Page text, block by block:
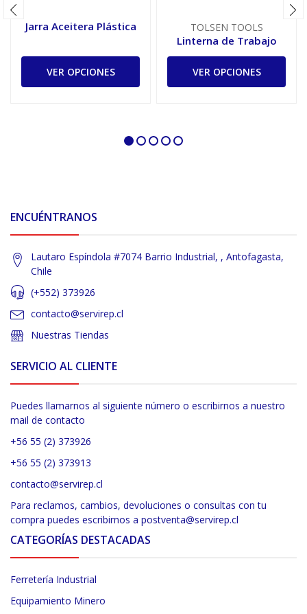
Jarra Aceitera Plástica
VER OPCIONES
TOLSEN TOOLS
Linterna de Trabajo
VER OPCIONES
ENCUÉNTRANOS
Lautaro Espíndola #7074 Barrio Industrial, , Antofagasta,
Chile
(+552) 373926
contacto@servirep.cl
Nuestras Tiendas
SERVICIO AL CLIENTE
Puedes llamarnos al siguiente número o escribirnos a nuestro
mail de contacto
+56 55 (2) 373926
+56 55 (2) 373913
contacto@servirep.cl
Para reclamos, cambios, devoluciones o consultas con tu
compra puedes escribirnos a postventa@servirep.cl
CATEGORÍAS DESTACADAS
Ferretería Industrial
Equipamiento Minero